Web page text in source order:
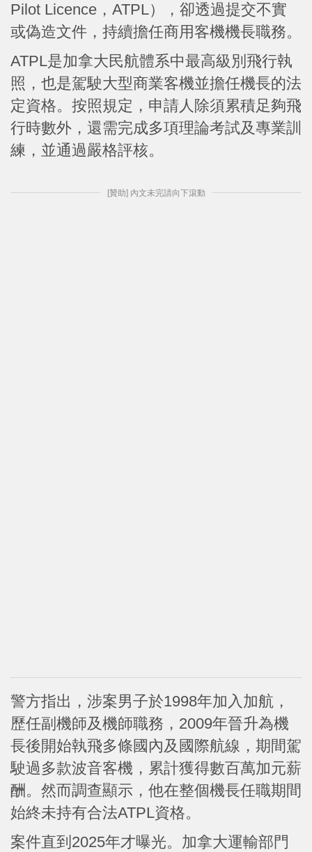
Pilot Licence，ATPL），卻透過提交不實
或偽造文件，持續擔任商用客機機長職務。
ATPL是加拿大民航體系中最高級別飛行執
照，也是駕駛大型商業客機並擔任機長的法
定資格。按照規定，申請人除須累積足夠飛
行時數外，還需完成多項理論考試及專業訓
練，並通過嚴格評核。
[贊助] 內文未完請向下滾動
警方指出，涉案男子於1998年加入加航，
歷任副機師及機師職務，2009年晉升為機
長後開始執飛多條國內及國際航線，期間駕
駛過多款波音客機，累計獲得數百萬加元薪
酬。然而調查顯示，他在整個機長任職期間
始終未持有合法ATPL資格。
案件直到2025年才曝光。加拿大運輸部門